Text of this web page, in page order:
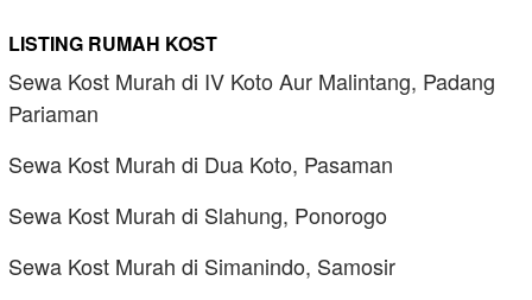
LISTING RUMAH KOST
Sewa Kost Murah di IV Koto Aur Malintang, Padang
Pariaman
Sewa Kost Murah di Dua Koto, Pasaman
Sewa Kost Murah di Slahung, Ponorogo
Sewa Kost Murah di Simanindo, Samosir